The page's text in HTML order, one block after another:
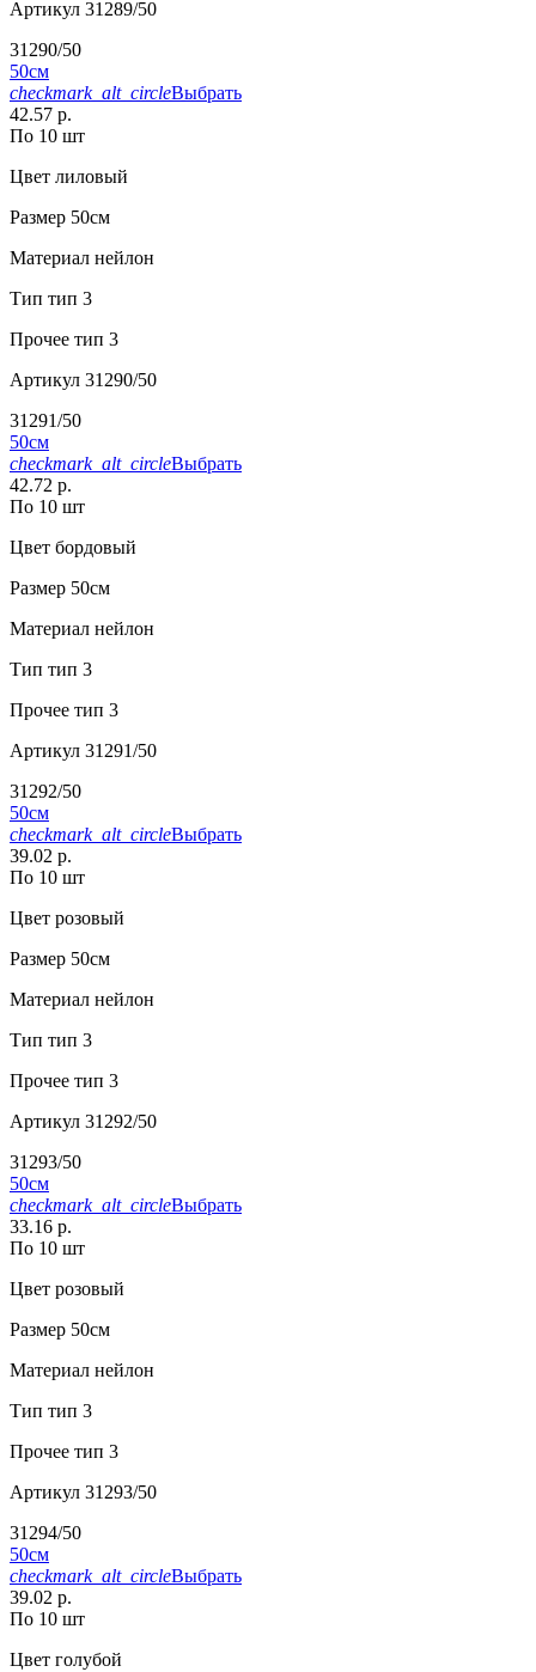
Артикул 31289/50
31290/50
50см
checkmark_alt_circleВыбрать
42.57 р.
По 10 шт
Цвет лиловый
Размер 50см
Материал нейлон
Тип тип 3
Прочее тип 3
Артикул 31290/50
31291/50
50см
checkmark_alt_circleВыбрать
42.72 р.
По 10 шт
Цвет бордовый
Размер 50см
Материал нейлон
Тип тип 3
Прочее тип 3
Артикул 31291/50
31292/50
50см
checkmark_alt_circleВыбрать
39.02 р.
По 10 шт
Цвет розовый
Размер 50см
Материал нейлон
Тип тип 3
Прочее тип 3
Артикул 31292/50
31293/50
50см
checkmark_alt_circleВыбрать
33.16 р.
По 10 шт
Цвет розовый
Размер 50см
Материал нейлон
Тип тип 3
Прочее тип 3
Артикул 31293/50
31294/50
50см
checkmark_alt_circleВыбрать
39.02 р.
По 10 шт
Цвет голубой